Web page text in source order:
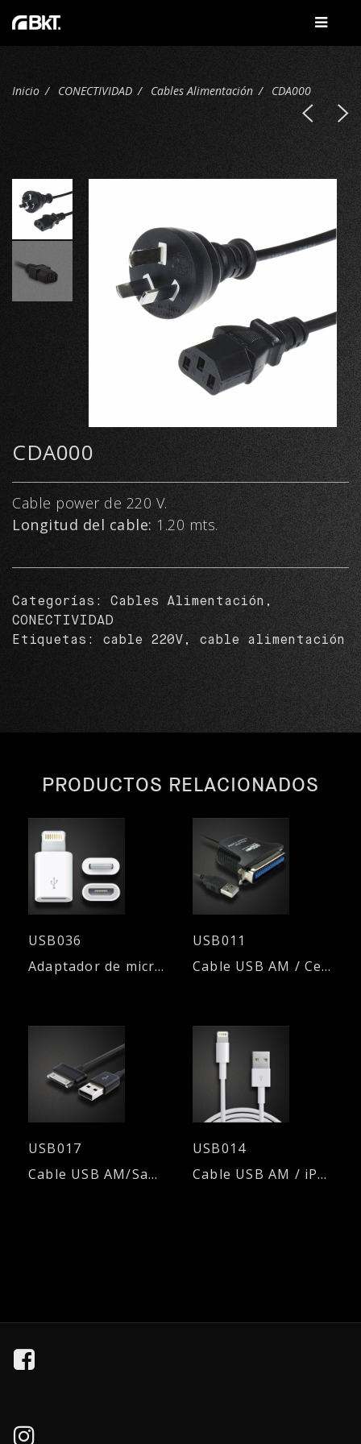
Inicio CONECTIVIDAD Cables Alimentación CDA000
CDA000
Cable power de 220 V.
Longitud del cable: 1.20 mts.
Categorías: Cables Alimentación ,
CONECTIVIDAD
Etiquetas: cable 220V , cable alimentación
PRODUCTOS RELACIONADOS
USB036
Adaptador de micro USB (H) a Lightning (M)
USB011
Cable USB AM / Centronic 36M - 1,80mts.
USB017
Cable USB AM/Samsung TAB
USB014
Cable USB AM / iPhone 5/6/7/8/X - 2.1 A